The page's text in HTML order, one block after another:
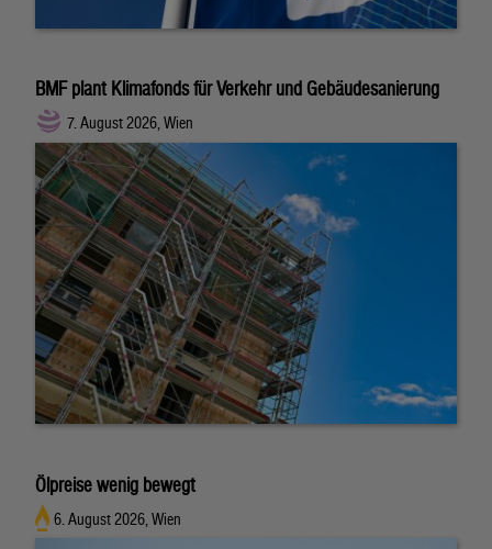
BMF plant Klimafonds für Verkehr und Gebäudesanierung
7. August 2026, Wien
Ölpreise wenig bewegt
6. August 2026, Wien